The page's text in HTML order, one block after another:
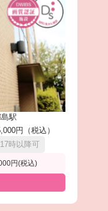
駅
円（税込）
17時以降可
円(税込)